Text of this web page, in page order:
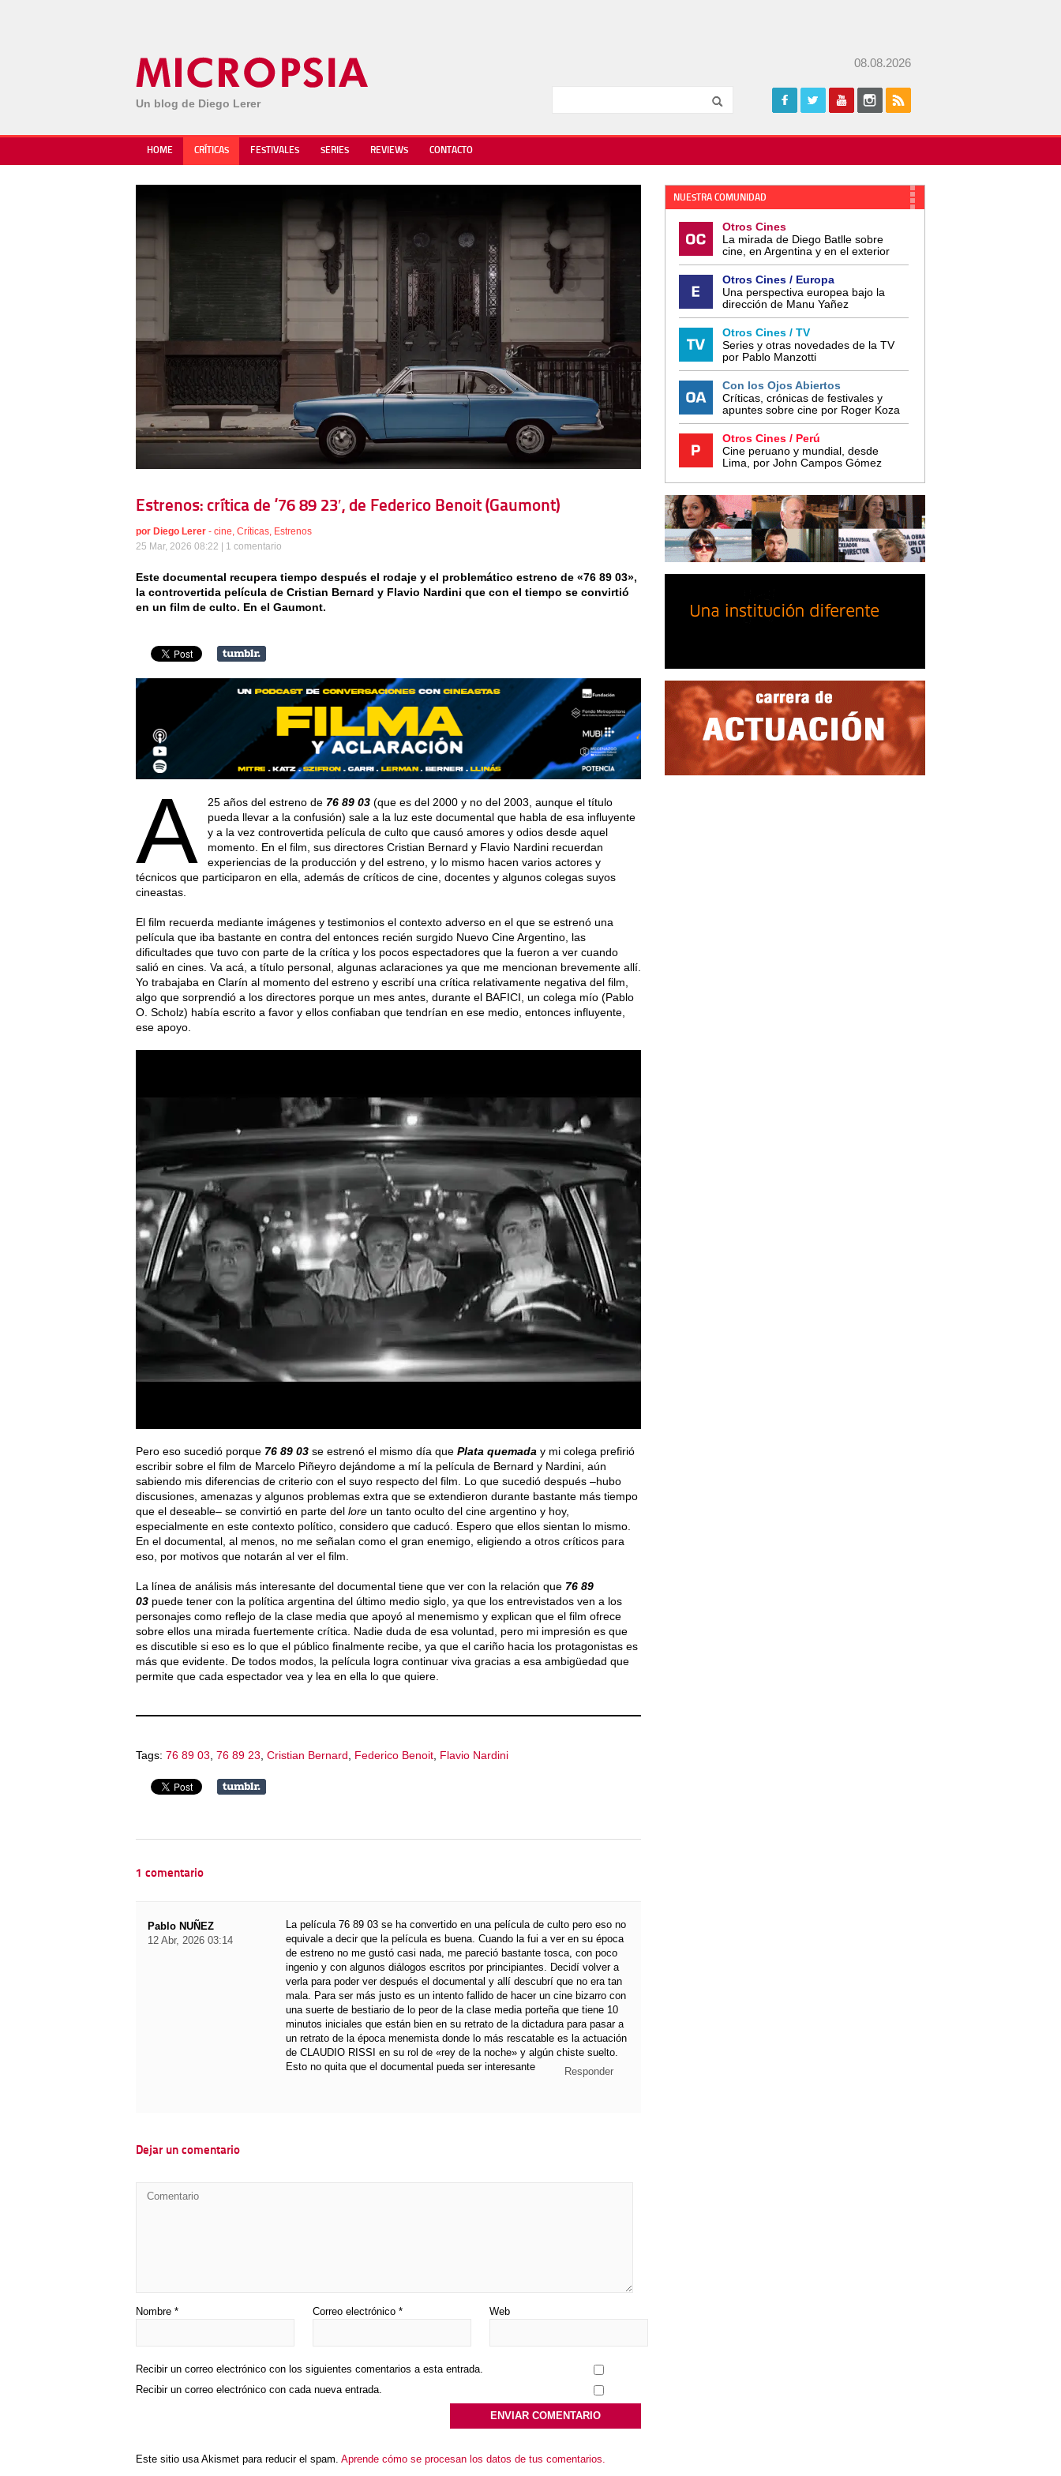
Un blog de Diego Lerer
08.08.2026
HOME CRÍTICAS FESTIVALES SERIES REVIEWS CONTACTO
Estrenos: crítica de ’76 89 23′, de Federico Benoit (Gaumont)
por Diego Lerer - cine, Críticas, Estrenos
25 Mar, 2026 08:22 | 1 comentario
Este documental recupera tiempo después el rodaje y el problemático estreno de «76 89 03»,
la controvertida película de Cristian Bernard y Flavio Nardini que con el tiempo se convirtió
en un film de culto. En el Gaumont.
A 25 años del estreno de 76 89 03(que es del 2000 y no del 2003, aunque el título
pueda llevar a la confusión) sale a la luz este documental que habla de esa influyente
y a la vez controvertida película de culto que causó amores y odios desde aquel
momento. En el film, sus directores Cristian Bernard y Flavio Nardini recuerdan
experiencias de la producción y del estreno, y lo mismo hacen varios actores y
técnicos que participaron en ella, además de críticos de cine, docentes y algunos colegas suyos
cineastas.
El film recuerda mediante imágenes y testimonios el contexto adverso en el que se estrenó una
película que iba bastante en contra del entonces recién surgido Nuevo Cine Argentino, las
dificultades que tuvo con parte de la crítica y los pocos espectadores que la fueron a ver cuando
salió en cines. Va acá, a título personal, algunas aclaraciones ya que me mencionan brevemente allí.
Yo trabajaba en Clarín al momento del estreno y escribí una crítica relativamente negativa del film,
algo que sorprendió a los directores porque un mes antes, durante el BAFICI, un colega mío (Pablo
O. Scholz) había escrito a favor y ellos confiaban que tendrían en ese medio, entonces influyente,
ese apoyo.
Pero eso sucedió porque 76 89 03 se estrenó el mismo día que Plata quemada y mi colega prefirió
escribir sobre el film de Marcelo Piñeyro dejándome a mí la película de Bernard y Nardini, aún
sabiendo mis diferencias de criterio con el suyo respecto del film. Lo que sucedió después –hubo
discusiones, amenazas y algunos problemas extra que se extendieron durante bastante más tiempo
que el deseable– se convirtió en parte del lore un tanto oculto del cine argentino y hoy,
especialmente en este contexto político, considero que caducó. Espero que ellos sientan lo mismo.
En el documental, al menos, no me señalan como el gran enemigo, eligiendo a otros críticos para
eso, por motivos que notarán al ver el film.
La línea de análisis más interesante del documental tiene que ver con la relación que 76 89
03 puede tener con la política argentina del último medio siglo, ya que los entrevistados ven a los
personajes como reflejo de la clase media que apoyó al menemismo y explican que el film ofrece
sobre ellos una mirada fuertemente crítica. Nadie duda de esa voluntad, pero mi impresión es que
es discutible si eso es lo que el público finalmente recibe, ya que el cariño hacia los protagonistas es
más que evidente. De todos modos, la película logra continuar viva gracias a esa ambigüedad que
permite que cada espectador vea y lea en ella lo que quiere.
Tags: 76 89 03 76 89 23 Cristian Bernard Federico Benoit Flavio Nardini
1 comentario
Pablo NUÑEZ
12 Abr, 2026 03:14
La película 76 89 03 se ha convertido en una película de culto pero eso no
equivale a decir que la película es buena. Cuando la fui a ver en su época
de estreno no me gustó casi nada, me pareció bastante tosca, con poco
ingenio y con algunos diálogos escritos por principiantes. Decidí volver a
verla para poder ver después el documental y allí descubrí que no era tan
mala. Para ser más justo es un intento fallido de hacer un cine bizarro con
una suerte de bestiario de lo peor de la clase media porteña que tiene 10
minutos iniciales que están bien en su retrato de la dictadura para pasar a
un retrato de la época menemista donde lo más rescatable es la actuación
de CLAUDIO RISSI en su rol de «rey de la noche» y algún chiste suelto.
Esto no quita que el documental pueda ser interesante
Responder
Dejar un comentario
Nombre * Correo electrónico * Web
Recibir un correo electrónico con los siguientes comentarios a esta entrada.
Recibir un correo electrónico con cada nueva entrada.
Este sitio usa Akismet para reducir el spam. Aprende cómo se procesan los datos de tus comentarios.
NUESTRA COMUNIDAD
Otros Cines
La mirada de Diego Batlle sobre
cine, en Argentina y en el exterior
Otros Cines / Europa
Una perspectiva europea bajo la
dirección de Manu Yañez
Otros Cines / TV
Series y otras novedades de la TV
por Pablo Manzotti
Con los Ojos Abiertos
Críticas, crónicas de festivales y
apuntes sobre cine por Roger Koza
Otros Cines / Perú
Cine peruano y mundial, desde
Lima, por John Campos Gómez